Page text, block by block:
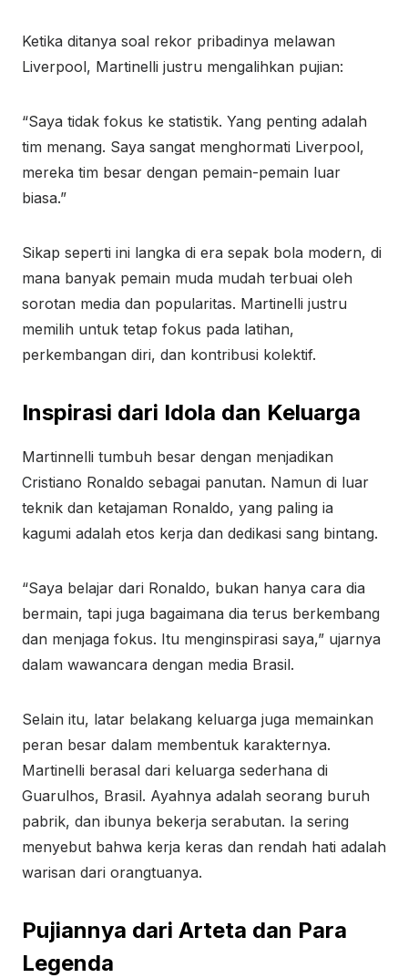
Ketika ditanya soal rekor pribadinya melawan
Liverpool, Martinelli justru mengalihkan pujian:
“Saya tidak fokus ke statistik. Yang penting adalah
tim menang. Saya sangat menghormati Liverpool,
mereka tim besar dengan pemain-pemain luar
biasa.”
Sikap seperti ini langka di era sepak bola modern, di
mana banyak pemain muda mudah terbuai oleh
sorotan media dan popularitas. Martinelli justru
memilih untuk tetap fokus pada latihan,
perkembangan diri, dan kontribusi kolektif.
Inspirasi dari Idola dan Keluarga
Martinnelli tumbuh besar dengan menjadikan
Cristiano Ronaldo sebagai panutan. Namun di luar
teknik dan ketajaman Ronaldo, yang paling ia
kagumi adalah etos kerja dan dedikasi sang bintang.
“Saya belajar dari Ronaldo, bukan hanya cara dia
bermain, tapi juga bagaimana dia terus berkembang
dan menjaga fokus. Itu menginspirasi saya,” ujarnya
dalam wawancara dengan media Brasil.
Selain itu, latar belakang keluarga juga memainkan
peran besar dalam membentuk karakternya.
Martinelli berasal dari keluarga sederhana di
Guarulhos, Brasil. Ayahnya adalah seorang buruh
pabrik, dan ibunya bekerja serabutan. Ia sering
menyebut bahwa kerja keras dan rendah hati adalah
warisan dari orangtuanya.
Pujiannya dari Arteta dan Para
Legenda